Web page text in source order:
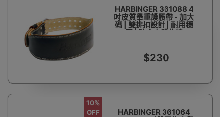
HARBINGER 361088 4
吋皮質舉重護腰帶 - 加大
碼 | 雙排扣設計 | 耐用穩
固 | 貼合人體曲線
$230
10%
OFF
HARBINGER 361064